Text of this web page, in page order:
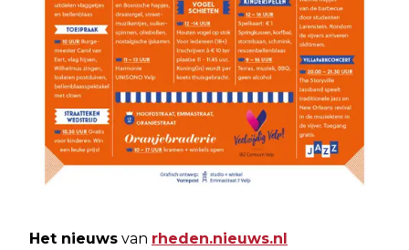
Het nieuws van rheden.nieuws.nl